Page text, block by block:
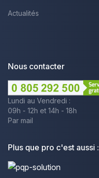
Actualités
Nous contacter
Lundi au Vendredi :
09h - 12h et 14h - 18h
Par mail
Plus que pro c'est aussi :